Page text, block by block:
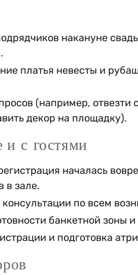
накануне
платья невесты и
(например, отвезти
декор на площадку).
и с гостями
началась
в зале.
консультации по всем
банкетной зоны
и подготовка